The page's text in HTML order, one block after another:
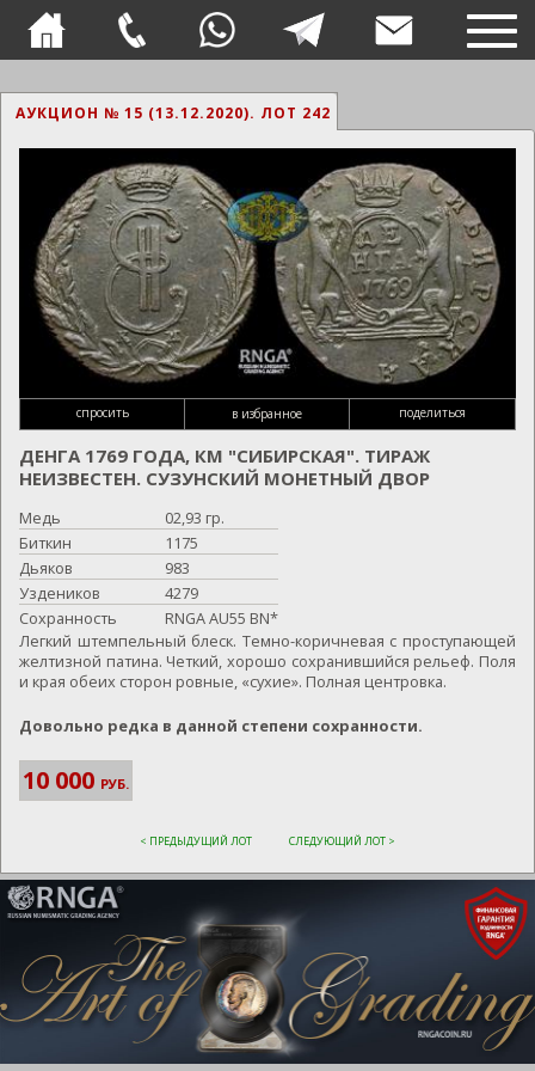
АУКЦИОН № 15 (13.12.2020). ЛОТ 242
спросить в избранное поделиться
ДЕНГА 1769 ГОДА, КМ "СИБИРСКАЯ". ТИРАЖ
НЕИЗВЕСТЕН. СУЗУНСКИЙ МОНЕТНЫЙ ДВОР
Медь
02,93 гр.
Биткин
1175
Дьяков
983
Уздеников
4279
Сохранность
RNGA AU55 BN*
Легкий штемпельный блеск. Темно-коричневая с проступающей
желтизной патина. Четкий, хорошо сохранившийся рельеф. Поля
и края обеих сторон ровные, «сухие». Полная центровка.
Довольно редка в данной степени сохранности.
10 000 РУБ.
< ПРЕДЫДУЩИЙ ЛОТ СЛЕДУЮЩИЙ ЛОТ >